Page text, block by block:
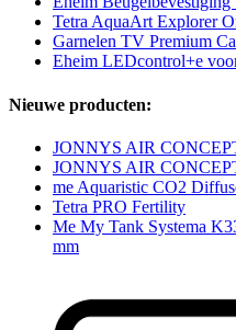
Tetra AquaArt Explorer
Garnelen TV Premium
Eheim LEDcontrol+e
Nieuwe producten:
JONNYS AIR
JONNYS AIR
me Aquaristic CO2
Tetra PRO Fertility
Me My Tank Systema
mm